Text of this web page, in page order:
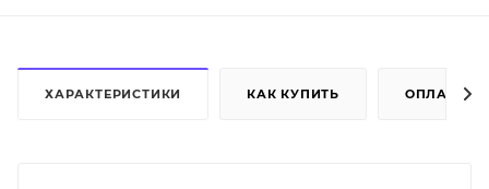
ХАРАКТЕРИСТИКИ КАК КУПИТЬ ОПЛАТА